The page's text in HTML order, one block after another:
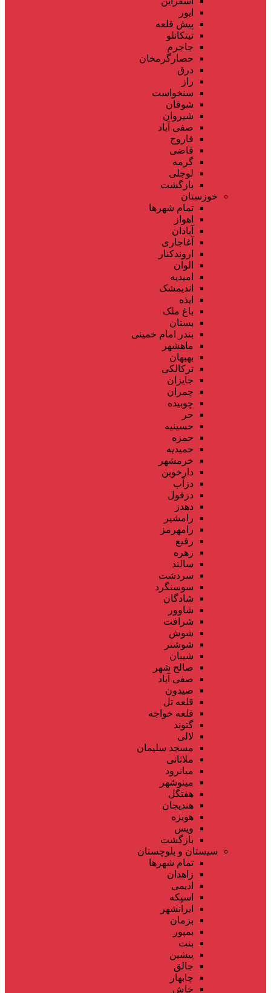
ایور
پیش قلعه
تیتکانلو
جاجرم
حصارگرمخان
درق
راز
سنخواست
شوقان
شیروان
صفی آباد
فاروج
قاضی
گرمه
لوجلی
بازگشت
خوزستان
تمام شهر‌ها
اهواز
آبادان
آغاجاری
اروندکنار
الوان
امیدیه
اندیمشک
ایذه
باغ ملک
بستان
بندر امام خمینی
ماهشهر
بهبهان
ترکالکی
جایزان
چمران
چوبیده
حر
حسینیه
حمزه
حمیدیه
خرمشهر
دارخوین
دزآب
دزفول
دهدز
رامشیر
رامهرمز
رفیع
زهره
سالند
سردشت
سوسنگرد
شادگان
شاوور
شرافت
شوش
شوشتر
شیبان
صالح شهر
صفی آباد
صیدون
قلعه تل
قلعه خواجه
گتوند
لالی
مسجد سلیمان
ملاثانی
میانرود
مینوشهر
هفتگل
هندیجان
هویزه
ویس
بازگشت
سیستان و بلوچستان
تمام شهر‌ها
زاهدان
ادیمی
اسپکه
ایرانشهر
بزمان
بمپور
بنت
پیشین
جالق
چابهار
خاش